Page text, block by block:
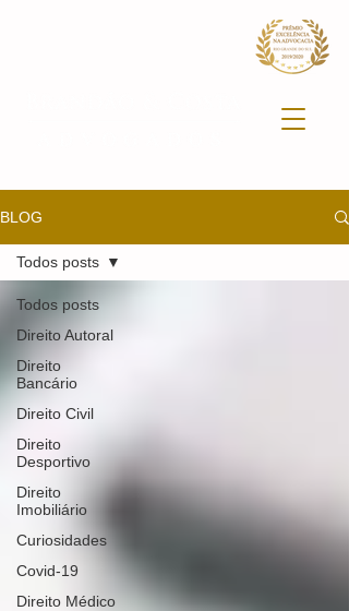
BLOG
Todos posts
Direito Autoral
Direito
Bancário
Direito Civil
Direito
Desportivo
Direito
Imobiliário
Curiosidades
Covid-19
Direito Médico
Todos posts